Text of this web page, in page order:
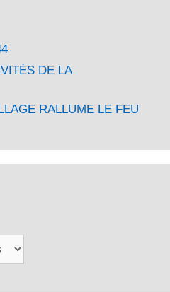
DE LA
RALLUME LE FEU